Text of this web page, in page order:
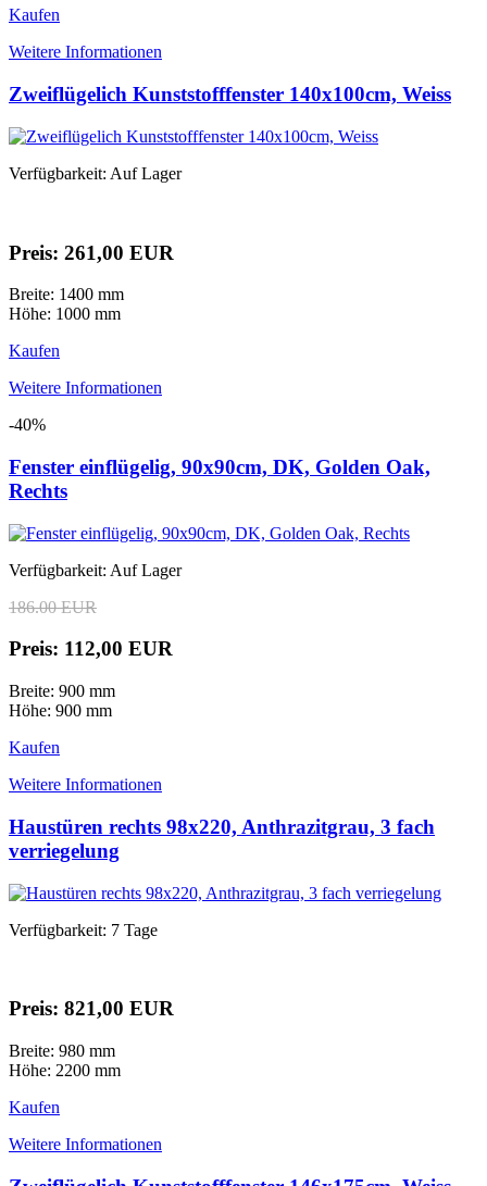
Kaufen
Weitere Informationen
Zweiflügelich Kunststofffenster 140x100cm, Weiss
Verfügbarkeit: Auf Lager
Preis: 261,00 EUR
Breite: 1400 mm
Höhe: 1000 mm
Kaufen
Weitere Informationen
-40%
Fenster einflügelig, 90x90cm, DK, Golden Oak,
Rechts
Verfügbarkeit: Auf Lager
186.00 EUR
Preis: 112,00 EUR
Breite: 900 mm
Höhe: 900 mm
Kaufen
Weitere Informationen
Haustüren rechts 98x220, Anthrazitgrau, 3 fach
verriegelung
Verfügbarkeit: 7 Tage
Preis: 821,00 EUR
Breite: 980 mm
Höhe: 2200 mm
Kaufen
Weitere Informationen